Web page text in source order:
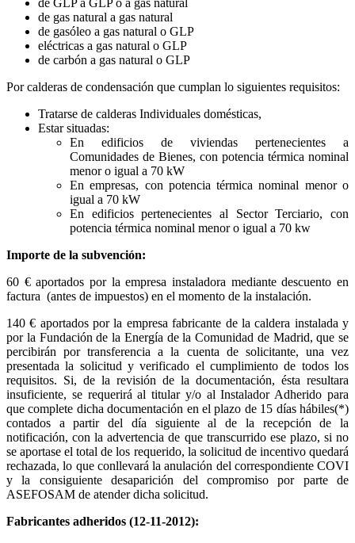
de GLP a GLP o a gas natural
de gas natural a gas natural
de gasóleo a gas natural o GLP
eléctricas a gas natural o GLP
de carbón a gas natural o GLP
Por calderas de condensación que cumplan lo siguientes requisitos:
Tratarse de calderas Individuales domésticas,
Estar situadas:
En edificios de viviendas pertenecientes a
Comunidades de Bienes, con potencia térmica nominal
menor o igual a 70 kW
En empresas, con potencia térmica nominal menor o
igual a 70 kW
En edificios pertenecientes al Sector Terciario, con
potencia térmica nominal menor o igual a 70 kw
Importe de la subvención:
60 € aportados por la empresa instaladora mediante descuento en
factura (antes de impuestos) en el momento de la instalación.
140 € aportados por la empresa fabricante de la caldera instalada y
por la Fundación de la Energía de la Comunidad de Madrid, que se
percibirán por transferencia a la cuenta de solicitante, una vez
presentada la solicitud y verificado el cumplimiento de todos los
requisitos. Si, de la revisión de la documentación, ésta resultara
insuficiente, se requerirá al titular y/o al Instalador Adherido para
que complete dicha documentación en el plazo de 15 días hábiles(*)
contados a partir del día siguiente al de la recepción de la
notificación, con la advertencia de que transcurrido ese plazo, si no
se aportase el total de los requerido, la solicitud de incentivo quedará
rechazada, lo que conllevará la anulación del correspondiente COVI
y la consiguiente desaparición del compromiso por parte de
ASEFOSAM de atender dicha solicitud.
Fabricantes adheridos (12-11-2012):